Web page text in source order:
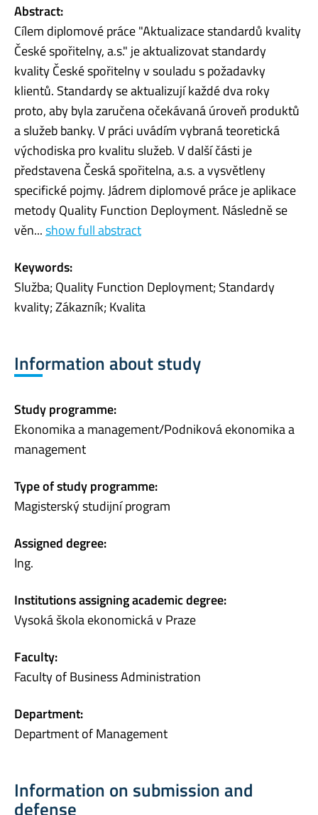
Abstract:
Cílem diplomové práce "Aktualizace standardů kvality
České spořitelny, a.s." je aktualizovat standardy
kvality České spořitelny v souladu s požadavky
klientů. Standardy se aktualizují každé dva roky
proto, aby byla zaručena očekávaná úroveň produktů
a služeb banky. V práci uvádím vybraná teoretická
východiska pro kvalitu služeb. V další části je
představena Česká spořitelna, a.s. a vysvětleny
specifické pojmy. Jádrem diplomové práce je aplikace
metody Quality Function Deployment. Následně se
věn...show full abstract
Keywords:
Služba; Quality Function Deployment; Standardy
kvality; Zákazník; Kvalita
Information about study
Study programme:
Ekonomika a management/Podniková ekonomika a
management
Type of study programme:
Magisterský studijní program
Assigned degree:
Ing.
Institutions assigning academic degree:
Vysoká škola ekonomická v Praze
Faculty:
Faculty of Business Administration
Department:
Department of Management
Information on submission and
defense